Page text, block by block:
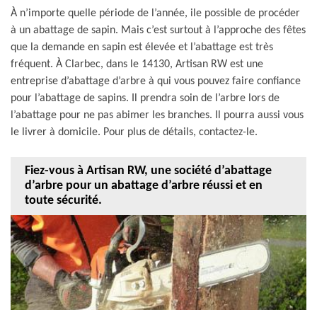
À n’importe quelle période de l’année, ile possible de procéder
à un abattage de sapin. Mais c’est surtout à l’approche des fêtes
que la demande en sapin est élevée et l’abattage est très
fréquent. À Clarbec, dans le 14130, Artisan RW est une
entreprise d’abattage d’arbre à qui vous pouvez faire confiance
pour l’abattage de sapins. Il prendra soin de l’arbre lors de
l’abattage pour ne pas abimer les branches. Il pourra aussi vous
le livrer à domicile. Pour plus de détails, contactez-le.
Fiez-vous à Artisan RW, une société d’abattage
d’arbre pour un abattage d’arbre réussi et en
toute sécurité.